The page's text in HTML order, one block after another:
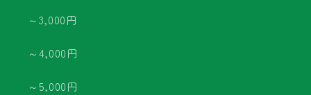
～3,000円
～4,000円
～5,000円